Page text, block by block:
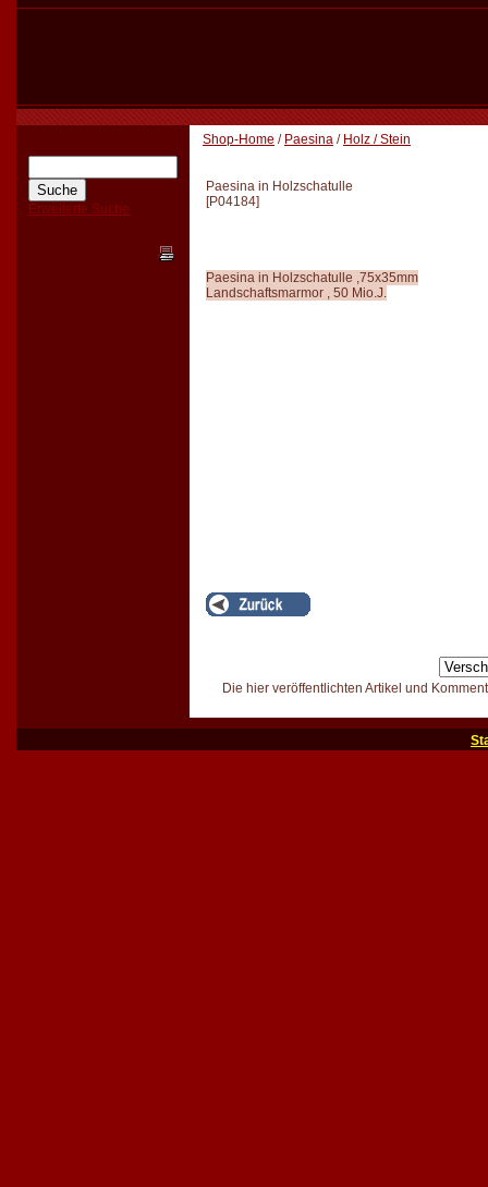
Erweiterte Suche
Shop-Home / Paesina / Holz / Stein
Paesina in Holzschatulle
[P04184]
Paesina in Holzschatulle ,75x35mm
Landschaftsmarmor , 50 Mio.J.
Die hier veröffentlichten Artikel und